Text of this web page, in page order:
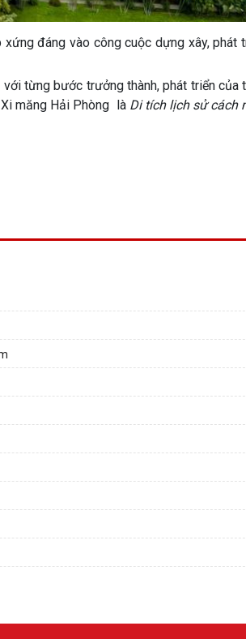
đáng vào công cuộc dựng xây, phát
bước trưởng thành, phát triển của
măng Hải Phòng là Di tích lịch sử cách